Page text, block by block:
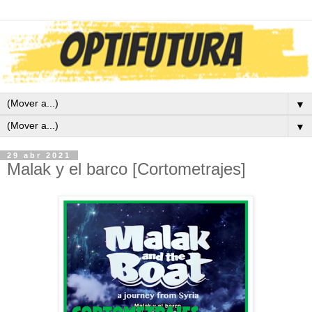
▼
▼
29 abr 2021
Malak y el barco [Cortometrajes]